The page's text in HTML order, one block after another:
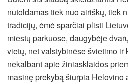
nutoldamas tiek nuo airiškų, tiek
tradicijų, ėmė sparčiai plisti
miestų parkuose, daugybėje
vietų, net valstybinėse švietimo ir
nekalbant apie žiniasklaidos
masinę prekybą šiurpia Helovino